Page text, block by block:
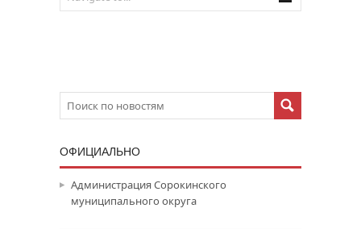
ОФИЦИАЛЬНО
Администрация Сорокинского
муниципального округа